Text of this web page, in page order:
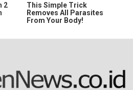
2
This Simple Trick
Removes All Parasites
From Your Body!